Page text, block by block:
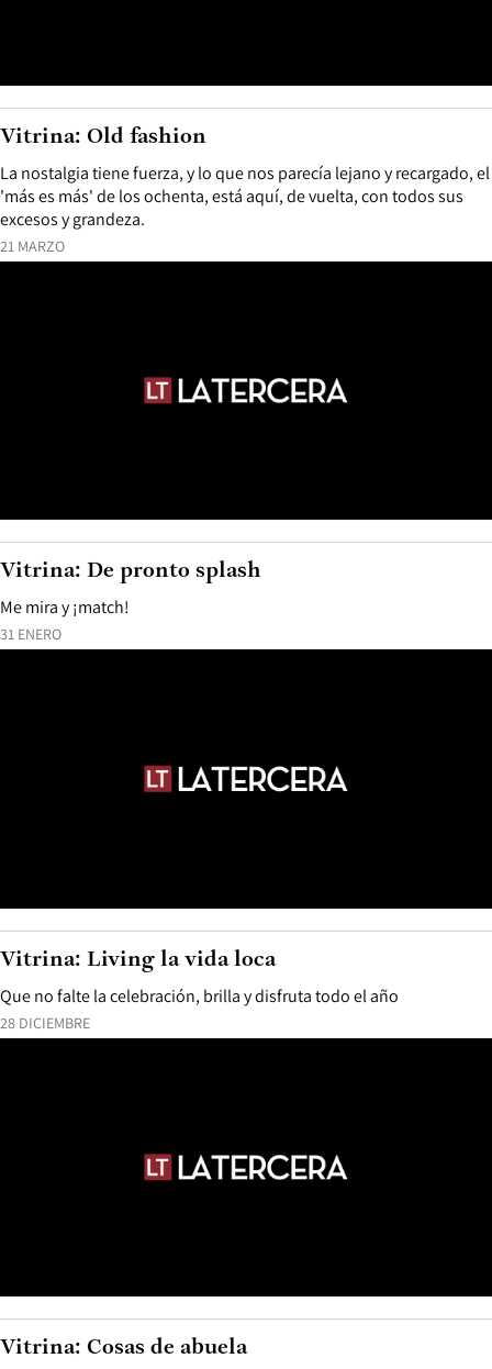
21 MARZO
La nostalgia tiene fuerza, y lo que nos parecía lejano y recargado, el
'más es más' de los ochenta, está aquí, de vuelta, con todos sus
excesos y grandeza.
Vitrina: Old fashion
31 ENERO
Me mira y ¡match!
Vitrina: De pronto splash
28 DICIEMBRE
Que no falte la celebración, brilla y disfruta todo el año
Vitrina: Living la vida loca
Vitrina: Cosas de abuela